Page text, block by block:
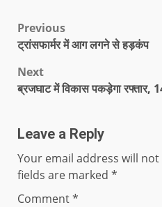
Previous
ट्रांसफार्मर में आग लगने से हड़कंप
Next
ब्रजघाट में विकास पकड़ेगा रफ्तार,
Leave a Reply
Your email address will
fields are marked *
Comment*